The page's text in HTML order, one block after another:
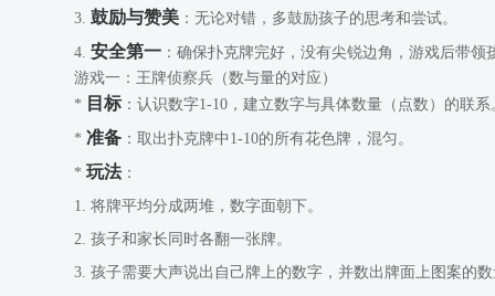
3.鼓励与赞美 ：无论对错，多鼓励孩子的思考和尝试。
4.安全第一 ：确保扑克牌完好，没有尖锐边角，游戏后带领
游戏一：王牌侦察兵（数与量的对应）
* 目标：认识数字1-10，建立数字与具体数量（点数）的联系
* 准备 ：取出扑克牌中1-10的所有花色牌，混匀。
*玩法：
1. 将牌平均分成两堆，数字面朝下。
2. 孩子和家长同时各翻一张牌。
3. 孩子需要大声说出自己牌上的数字，并数出牌面上图案的数